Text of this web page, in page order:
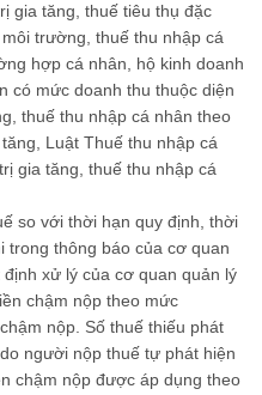
gia tăng, thuế tiêu thụ đặc
trường, thuế thu nhập cá
hợp cá nhân, hộ kinh doanh
có mức doanh thu thuộc diện
thuế thu nhập cá nhân theo
Luật Thuế thu nhập cá
gia tăng, thuế thu nhập cá
so với thời hạn quy định, thời
trong thông báo của cơ quan
xử lý của cơ quan quản lý
chậm nộp theo mức
nộp. Số thuế thiếu phát
người nộp thuế tự phát hiện
chậm nộp được áp dụng theo